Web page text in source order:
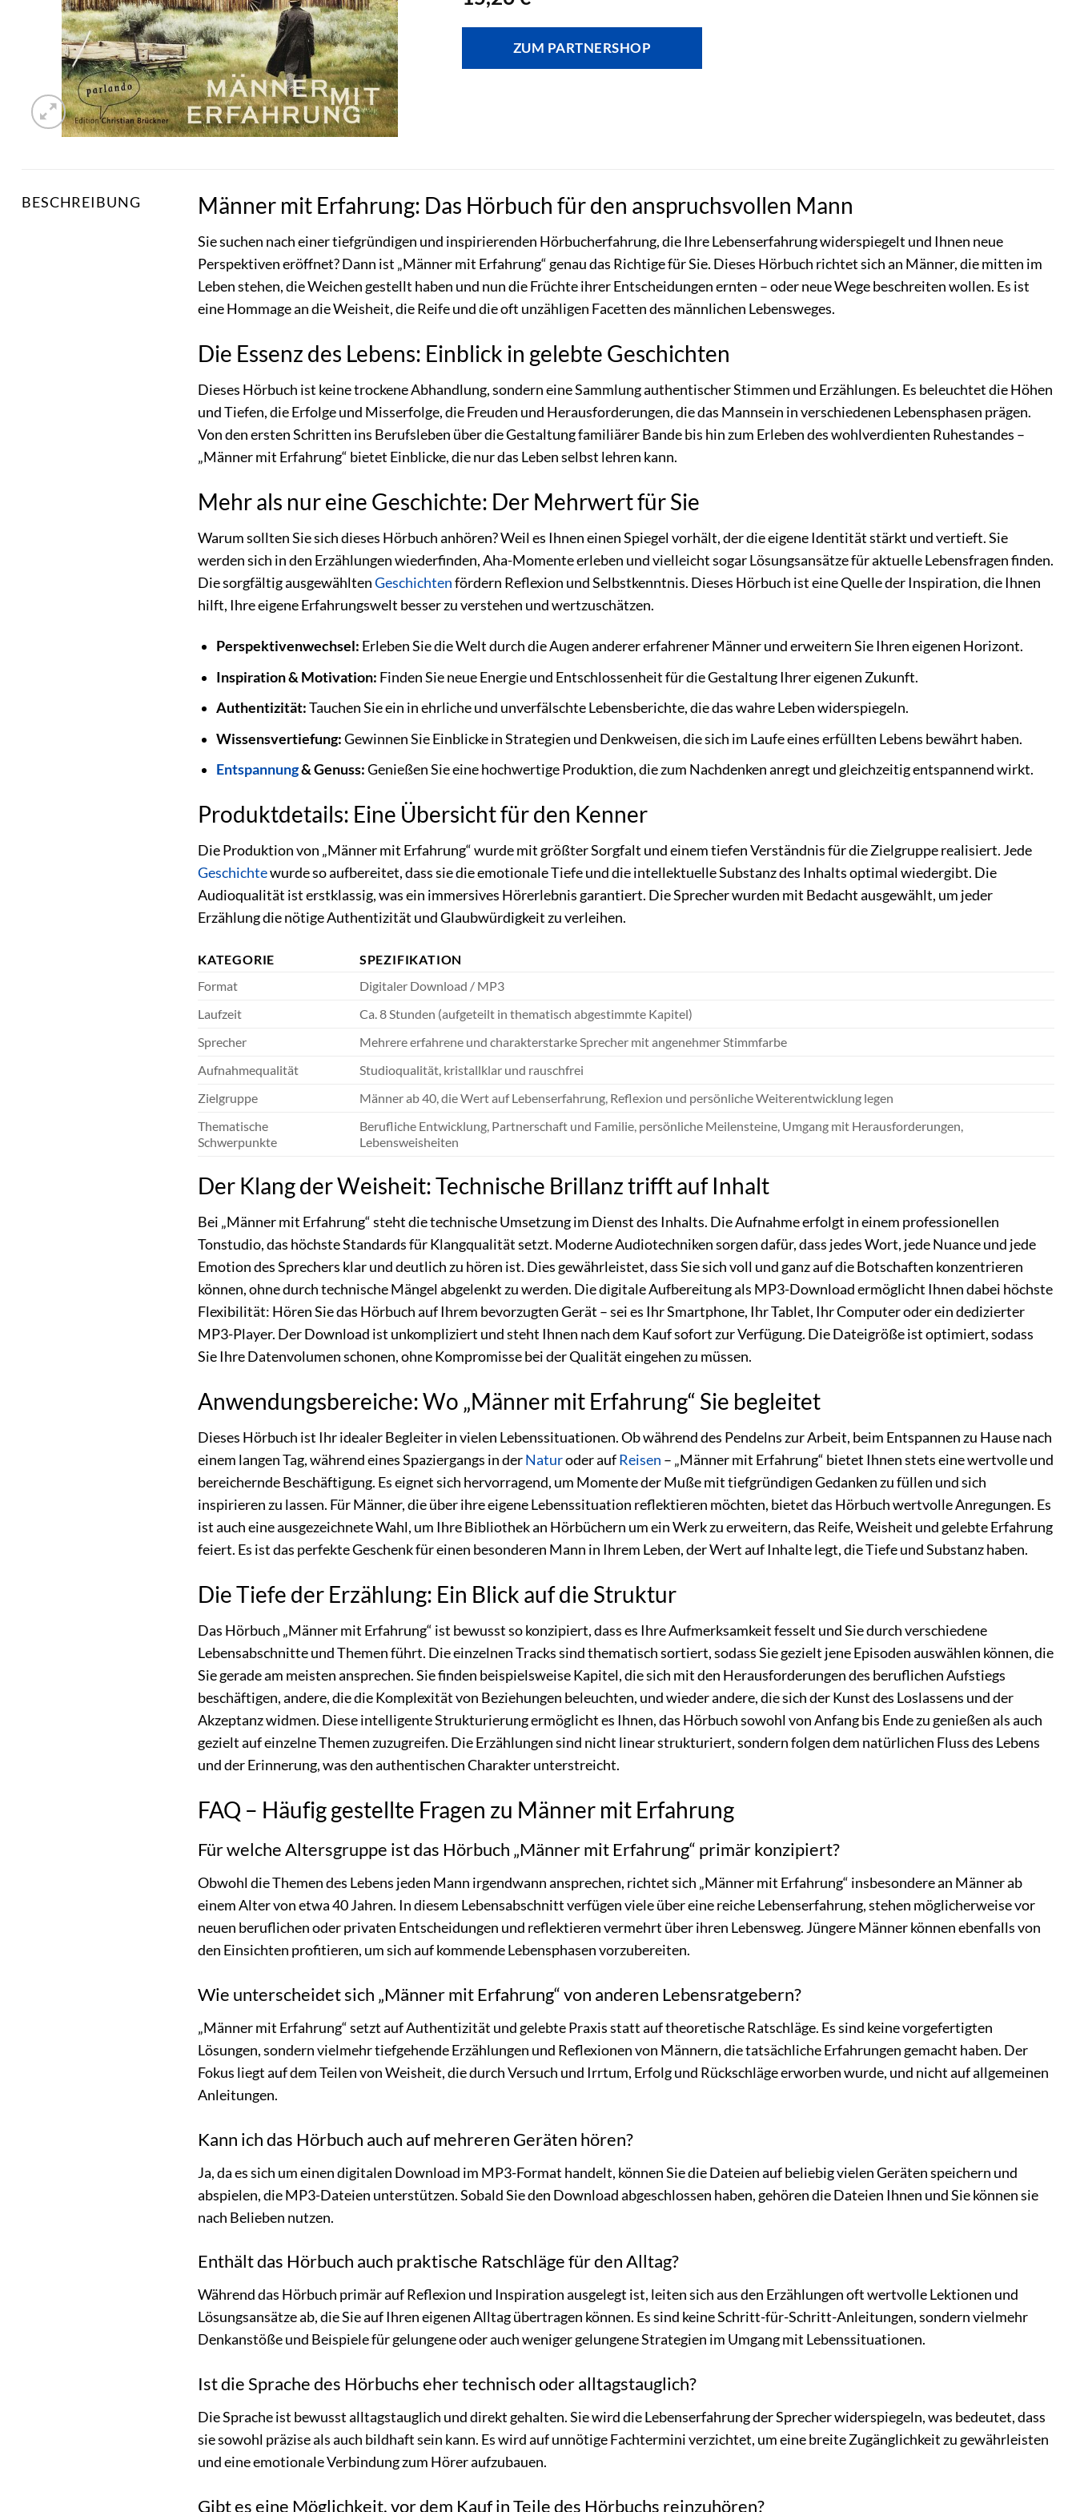
ZUM PARTNERSHOP
BESCHREIBUNG Männer mit Erfahrung: Das Hörbuch für den anspruchsvollen Mann
Sie suchen nach einer tiefgründigen und inspirierenden Hörbucherfahrung, die Ihre Lebenserfahrung widerspiegelt und Ihnen neue
Perspektiven eröffnet? Dann ist „Männer mit Erfahrung“ genau das Richtige für Sie. Dieses Hörbuch richtet sich an Männer, die mitten im
Leben stehen, die Weichen gestellt haben und nun die Früchte ihrer Entscheidungen ernten – oder neue Wege beschreiten wollen. Es ist
eine Hommage an die Weisheit, die Reife und die oft unzähligen Facetten des männlichen Lebensweges.
Die Essenz des Lebens: Einblick in gelebte Geschichten
Dieses Hörbuch ist keine trockene Abhandlung, sondern eine Sammlung authentischer Stimmen und Erzählungen. Es beleuchtet die Höhen
und Tiefen, die Erfolge und Misserfolge, die Freuden und Herausforderungen, die das Mannsein in verschiedenen Lebensphasen prägen.
Von den ersten Schritten ins Berufsleben über die Gestaltung familiärer Bande bis hin zum Erleben des wohlverdienten Ruhestandes –
„Männer mit Erfahrung“ bietet Einblicke, die nur das Leben selbst lehren kann.
Mehr als nur eine Geschichte: Der Mehrwert für Sie
Warum sollten Sie sich dieses Hörbuch anhören? Weil es Ihnen einen Spiegel vorhält, der die eigene Identität stärkt und vertieft. Sie
werden sich in den Erzählungen wiederfinden, Aha-Momente erleben und vielleicht sogar Lösungsansätze für aktuelle Lebensfragen finden.
Die sorgfältig ausgewähltenGeschichtenfördern Reflexion und Selbstkenntnis. Dieses Hörbuch ist eine Quelle der Inspiration, die Ihnen
hilft, Ihre eigene Erfahrungswelt besser zu verstehen und wertzuschätzen.
Perspektivenwechsel: Erleben Sie die Welt durch die Augen anderer erfahrener Männer und erweitern Sie Ihren eigenen Horizont.
Inspiration & Motivation: Finden Sie neue Energie und Entschlossenheit für die Gestaltung Ihrer eigenen Zukunft.
Authentizität:Tauchen Sie ein in ehrliche und unverfälschte Lebensberichte, die das wahre Leben widerspiegeln.
Wissensvertiefung:Gewinnen Sie Einblicke in Strategien und Denkweisen, die sich im Laufe eines erfüllten Lebens bewährt haben.
Entspannung& Genuss:Genießen Sie eine hochwertige Produktion, die zum Nachdenken anregt und gleichzeitig entspannend wirkt.
Produktdetails: Eine Übersicht für den Kenner
Die Produktion von „Männer mit Erfahrung“ wurde mit größter Sorgfalt und einem tiefen Verständnis für die Zielgruppe realisiert. Jede
Geschichtewurde so aufbereitet, dass sie die emotionale Tiefe und die intellektuelle Substanz des Inhalts optimal wiedergibt. Die
Audioqualität ist erstklassig, was ein immersives Hörerlebnis garantiert. Die Sprecher wurden mit Bedacht ausgewählt, um jeder
Erzählung die nötige Authentizität und Glaubwürdigkeit zu verleihen.
KATEGORIE
SPEZIFIKATION
Format
Digitaler Download / MP3
Laufzeit
Ca. 8 Stunden (aufgeteilt in thematisch abgestimmte Kapitel)
Sprecher
Mehrere erfahrene und charakterstarke Sprecher mit angenehmer Stimmfarbe
Aufnahmequalität
Studioqualität, kristallklar und rauschfrei
Zielgruppe
Männer ab 40, die Wert auf Lebenserfahrung, Reflexion und persönliche Weiterentwicklung legen
Thematische
Schwerpunkte
Berufliche Entwicklung, Partnerschaft und Familie, persönliche Meilensteine, Umgang mit Herausforderungen,
Lebensweisheiten
Der Klang der Weisheit: Technische Brillanz trifft auf Inhalt
Bei „Männer mit Erfahrung“ steht die technische Umsetzung im Dienst des Inhalts. Die Aufnahme erfolgt in einem professionellen
Tonstudio, das höchste Standards für Klangqualität setzt. Moderne Audiotechniken sorgen dafür, dass jedes Wort, jede Nuance und jede
Emotion des Sprechers klar und deutlich zu hören ist. Dies gewährleistet, dass Sie sich voll und ganz auf die Botschaften konzentrieren
können, ohne durch technische Mängel abgelenkt zu werden. Die digitale Aufbereitung als MP3-Download ermöglicht Ihnen dabei höchste
Flexibilität: Hören Sie das Hörbuch auf Ihrem bevorzugten Gerät – sei es Ihr Smartphone, Ihr Tablet, Ihr Computer oder ein dedizierter
MP3-Player. Der Download ist unkompliziert und steht Ihnen nach dem Kauf sofort zur Verfügung. Die Dateigröße ist optimiert, sodass
Sie Ihre Datenvolumen schonen, ohne Kompromisse bei der Qualität eingehen zu müssen.
Anwendungsbereiche: Wo „Männer mit Erfahrung“ Sie begleitet
Dieses Hörbuch ist Ihr idealer Begleiter in vielen Lebenssituationen. Ob während des Pendelns zur Arbeit, beim Entspannen zu Hause nach
einem langen Tag, während eines Spaziergangs in derNaturoder aufReisen – „Männer mit Erfahrung“ bietet Ihnen stets eine wertvolle und
bereichernde Beschäftigung. Es eignet sich hervorragend, um Momente der Muße mit tiefgründigen Gedanken zu füllen und sich
inspirieren zu lassen. Für Männer, die über ihre eigene Lebenssituation reflektieren möchten, bietet das Hörbuch wertvolle Anregungen. Es
ist auch eine ausgezeichnete Wahl, um Ihre Bibliothek an Hörbüchern um ein Werk zu erweitern, das Reife, Weisheit und gelebte Erfahrung
feiert. Es ist das perfekte Geschenk für einen besonderen Mann in Ihrem Leben, der Wert auf Inhalte legt, die Tiefe und Substanz haben.
Die Tiefe der Erzählung: Ein Blick auf die Struktur
Das Hörbuch „Männer mit Erfahrung“ ist bewusst so konzipiert, dass es Ihre Aufmerksamkeit fesselt und Sie durch verschiedene
Lebensabschnitte und Themen führt. Die einzelnen Tracks sind thematisch sortiert, sodass Sie gezielt jene Episoden auswählen können, die
Sie gerade am meisten ansprechen. Sie finden beispielsweise Kapitel, die sich mit den Herausforderungen des beruflichen Aufstiegs
beschäftigen, andere, die die Komplexität von Beziehungen beleuchten, und wieder andere, die sich der Kunst des Loslassens und der
Akzeptanz widmen. Diese intelligente Strukturierung ermöglicht es Ihnen, das Hörbuch sowohl von Anfang bis Ende zu genießen als auch
gezielt auf einzelne Themen zuzugreifen. Die Erzählungen sind nicht linear strukturiert, sondern folgen dem natürlichen Fluss des Lebens
und der Erinnerung, was den authentischen Charakter unterstreicht.
FAQ – Häufig gestellte Fragen zu Männer mit Erfahrung
Für welche Altersgruppe ist das Hörbuch „Männer mit Erfahrung“ primär konzipiert?
Obwohl die Themen des Lebens jeden Mann irgendwann ansprechen, richtet sich „Männer mit Erfahrung“ insbesondere an Männer ab
einem Alter von etwa 40 Jahren. In diesem Lebensabschnitt verfügen viele über eine reiche Lebenserfahrung, stehen möglicherweise vor
neuen beruflichen oder privaten Entscheidungen und reflektieren vermehrt über ihren Lebensweg. Jüngere Männer können ebenfalls von
den Einsichten profitieren, um sich auf kommende Lebensphasen vorzubereiten.
Wie unterscheidet sich „Männer mit Erfahrung“ von anderen Lebensratgebern?
„Männer mit Erfahrung“ setzt auf Authentizität und gelebte Praxis statt auf theoretische Ratschläge. Es sind keine vorgefertigten
Lösungen, sondern vielmehr tiefgehende Erzählungen und Reflexionen von Männern, die tatsächliche Erfahrungen gemacht haben. Der
Fokus liegt auf dem Teilen von Weisheit, die durch Versuch und Irrtum, Erfolg und Rückschläge erworben wurde, und nicht auf allgemeinen
Anleitungen.
Kann ich das Hörbuch auch auf mehreren Geräten hören?
Ja, da es sich um einen digitalen Download im MP3-Format handelt, können Sie die Dateien auf beliebig vielen Geräten speichern und
abspielen, die MP3-Dateien unterstützen. Sobald Sie den Download abgeschlossen haben, gehören die Dateien Ihnen und Sie können sie
nach Belieben nutzen.
Enthält das Hörbuch auch praktische Ratschläge für den Alltag?
Während das Hörbuch primär auf Reflexion und Inspiration ausgelegt ist, leiten sich aus den Erzählungen oft wertvolle Lektionen und
Lösungsansätze ab, die Sie auf Ihren eigenen Alltag übertragen können. Es sind keine Schritt-für-Schritt-Anleitungen, sondern vielmehr
Denkanstöße und Beispiele für gelungene oder auch weniger gelungene Strategien im Umgang mit Lebenssituationen.
Ist die Sprache des Hörbuchs eher technisch oder alltagstauglich?
Die Sprache ist bewusst alltagstauglich und direkt gehalten. Sie wird die Lebenserfahrung der Sprecher widerspiegeln, was bedeutet, dass
sie sowohl präzise als auch bildhaft sein kann. Es wird auf unnötige Fachtermini verzichtet, um eine breite Zugänglichkeit zu gewährleisten
und eine emotionale Verbindung zum Hörer aufzubauen.
Gibt es eine Möglichkeit, vor dem Kauf in Teile des Hörbuchs reinzuhören?